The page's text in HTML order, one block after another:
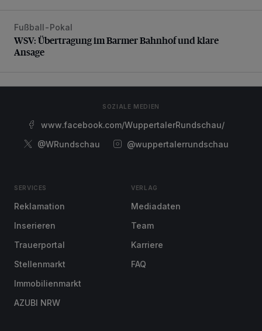
WSV: Übertragung im Barmer Bahnhof und klare Ansage
Fußball-Pokal
WSV: Übertragung im Barmer Bahnhof und klare
Ansage
SOZIALE MEDIEN
www.facebook.com/WuppertalerRundschau/
@WRundschau
@wuppertalerrundschau
SERVICES
Reklamation
Inserieren
Trauerportal
Stellenmarkt
Immobilienmarkt
AZUBI NRW
VERLAG
Mediadaten
Team
Karriere
FAQ